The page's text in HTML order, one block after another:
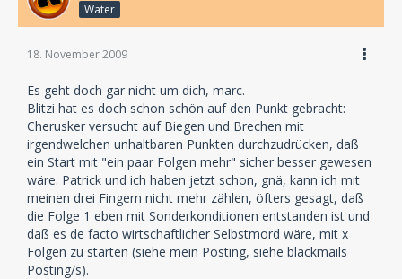
Water
18. November 2009
Es geht doch gar nicht um dich, marc.
Blitzi hat es doch schon schön auf den Punkt gebracht:
Cherusker versucht auf Biegen und Brechen mit
irgendwelchen unhaltbaren Punkten durchzudrücken, daß
ein Start mit "ein paar Folgen mehr" sicher besser gewesen
wäre. Patrick und ich haben jetzt schon, gnä, kann ich mit
meinen drei Fingern nicht mehr zählen, öfters gesagt, daß
die Folge 1 eben mit Sonderkonditionen entstanden ist und
daß es de facto wirtschaftlicher Selbstmord wäre, mit x
Folgen zu starten (siehe mein Posting, siehe blackmails
Posting/s).